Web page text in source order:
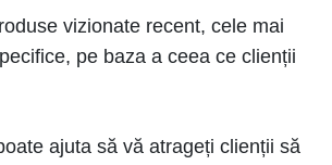
vizionate recent, cele mai
pe baza a ceea ce clienții
ajuta să vă atrageți clienții să